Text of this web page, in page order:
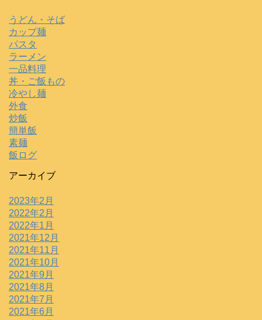
うどん・そば
カップ麺
パスタ
ラーメン
一品料理
丼・ご飯もの
冷やし麺
外食
炒飯
簡単飯
素麺
飯ログ
アーカイブ
2023年2月
2022年2月
2022年1月
2021年12月
2021年11月
2021年10月
2021年9月
2021年8月
2021年7月
2021年6月